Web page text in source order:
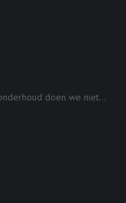
doen we niet...